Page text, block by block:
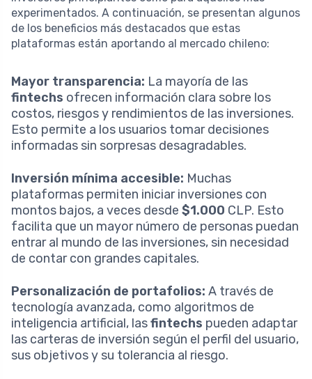
experimentados. A continuación, se presentan algunos
de los beneficios más destacados que estas
plataformas están aportando al mercado chileno:
Mayor transparencia: La mayoría de las
fintechs ofrecen información clara sobre los
costos, riesgos y rendimientos de las inversiones.
Esto permite a los usuarios tomar decisiones
informadas sin sorpresas desagradables.
Inversión mínima accesible: Muchas
plataformas permiten iniciar inversiones con
montos bajos, a veces desde $1.000 CLP. Esto
facilita que un mayor número de personas puedan
entrar al mundo de las inversiones, sin necesidad
de contar con grandes capitales.
Personalización de portafolios: A través de
tecnología avanzada, como algoritmos de
inteligencia artificial, lasfintechs pueden adaptar
las carteras de inversión según el perfil del usuario,
sus objetivos y su tolerancia al riesgo.